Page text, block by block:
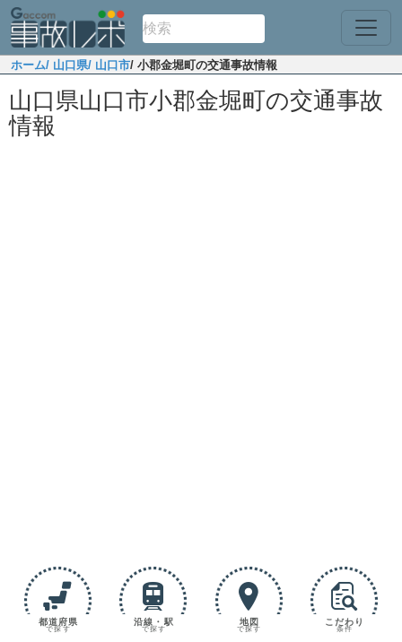
ホーム/ 山口県/ 山口市/ 小郡金堀町の交通事故情報
山口県山口市小郡金堀町の交通事故
情報
都道府県
で探す
沿線・駅
で探す
地図
で探す
こだわり
条件